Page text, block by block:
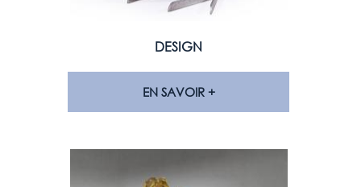
DESIGN
EN SAVOIR +